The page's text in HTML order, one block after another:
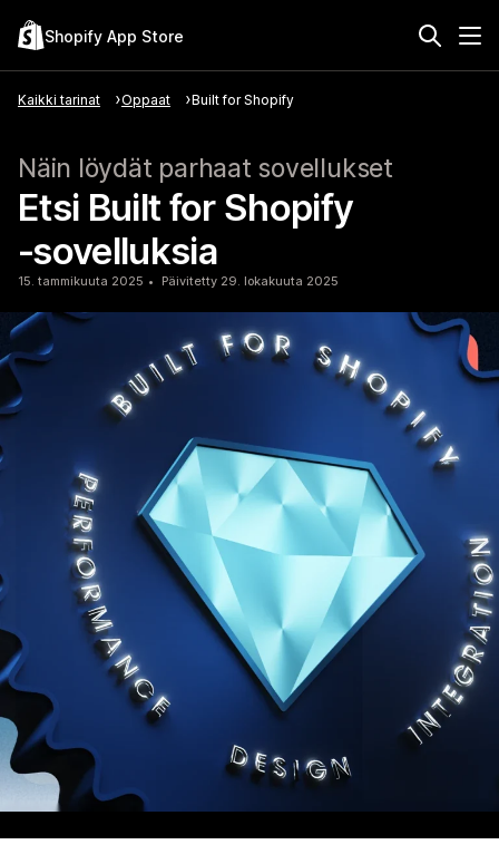
Shopify App Store
Kaikki tarinat Oppaat Built for Shopify
Näin löydät parhaat sovellukset
Etsi Built for Shopify
‑sovelluksia
15. tammikuuta 2025 Päivitetty 29. lokakuuta 2025